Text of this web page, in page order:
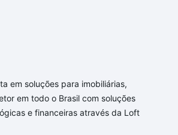
à venda em Jardim
SP?
a oferta ideal para você, com
Jardim Primavera, Indaiatuba,
partir de R$ 0 e com nossas
imobiliário as parcelas
em soluções para imobiliárias,
em todo o Brasil com soluções
e financeiras através da Loft